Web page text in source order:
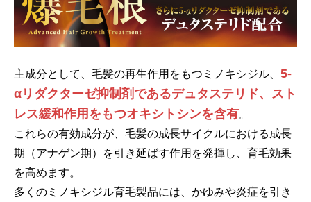
主成分として、毛髪の再生作用をもつミノキシジル、 5-
αリダクターゼ抑制剤であるデュタステリド、スト
レス緩和作用をもつオキシトシンを含有。
これらの有効成分が、毛髪の成長サイクルにおける成長
期（アナゲン期）を引き延ばす作用を発揮し、育毛効果
を高めます。
多くのミノキシジル育毛製品には、かゆみや炎症を引き